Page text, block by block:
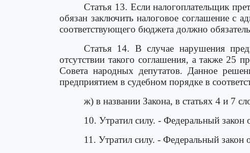
Статья 13. Если налогоплательщик
обязан заключить налоговое соглашение с
соответствующего бюджета должно
Статья 14. В случае нарушения
отсутствии такого соглашения, а также 25
Совета народных депутатов. Данное
предприятием в судебном порядке в
ж) в названии Закона, в статьях 4 и 7
10. Утратил силу. - Федеральный
11. Утратил силу. - Федеральный